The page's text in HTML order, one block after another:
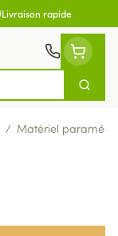
Livraison rapide
/ Matériel